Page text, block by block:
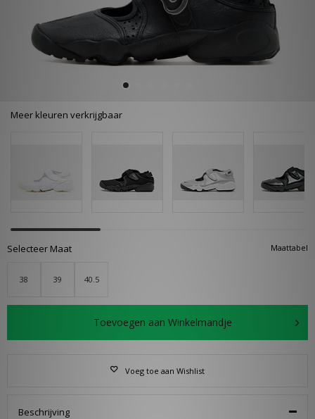
Meer kleuren verkrijgbaar
Maattabel
Selecteer Maat
38 39 40.5
Toevoegen aan Winkelmandje
Voeg toe aan Wishlist
Beschrijving